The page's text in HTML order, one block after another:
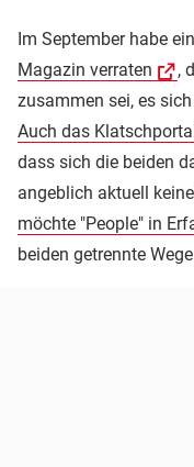
Im September habe
Magazin verraten
,
zusammen sei, es
Auch das
dass sich die beiden
angeblich aktuell
möchte "People" in
beiden getrennte